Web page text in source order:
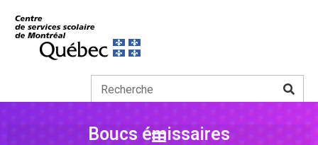
Boucs émissaires